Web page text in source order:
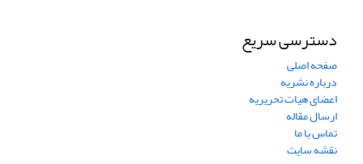
دسترسی سریع
صفحه اصلی
درباره نشریه
اعضای هیات تحریریه
ارسال مقاله
تماس با ما
نقشه سایت